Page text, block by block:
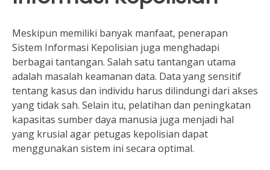
Meskipun memiliki banyak manfaat, penerapan
Sistem Informasi Kepolisian juga menghadapi
berbagai tantangan. Salah satu tantangan utama
adalah masalah keamanan data. Data yang sensitif
tentang kasus dan individu harus dilindungi dari akses
yang tidak sah. Selain itu, pelatihan dan peningkatan
kapasitas sumber daya manusia juga menjadi hal
yang krusial agar petugas kepolisian dapat
menggunakan sistem ini secara optimal.